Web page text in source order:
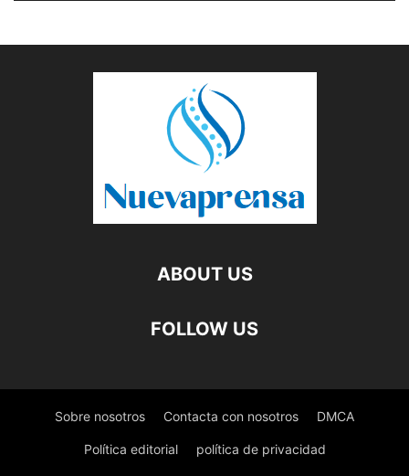
ABOUT US
FOLLOW US
Sobre nosotros Contacta con nosotros DMCA
Política editorial política de privacidad